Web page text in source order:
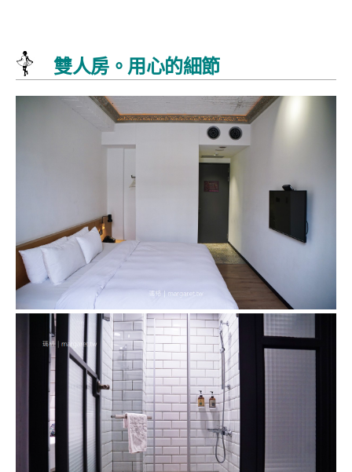
雙人房。用心的細節